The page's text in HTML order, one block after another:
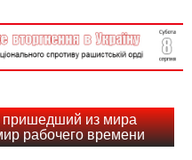
пришедший из мира
рабочего времени